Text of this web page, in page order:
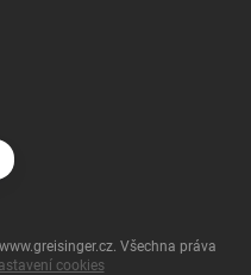
. Všechna práva
cookies